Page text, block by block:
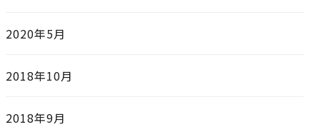
2020年5月
2018年10月
2018年9月